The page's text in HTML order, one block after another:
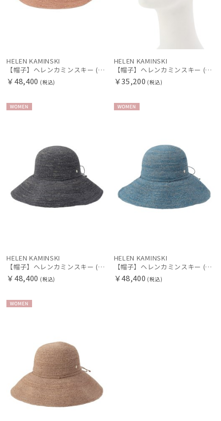
HELEN KAMINSKI
【帽子】ヘレンカミンスキー (HELEN KAMINSKI) ラフィアハット プロヴァンス Provence 12 【公式ムーンバット】
￥48,400 (税込)
HELEN KAMINSKI
【帽子】ヘレンカミンスキー (HELEN KAMINSKI) Medea
￥35,200 (税込)
HELEN KAMINSKI
【帽子】ヘレンカミンスキー (HELEN KAMINSKI) ラフィアハット プロヴァンス Provence 12 【公式ムーンバット】
￥48,400 (税込)
HELEN KAMINSKI
【帽子】ヘレンカミンスキー (HELEN KAMINSKI) ラフィアハット プロヴァンス Provence 12 【公式ムーンバット】
￥48,400 (税込)